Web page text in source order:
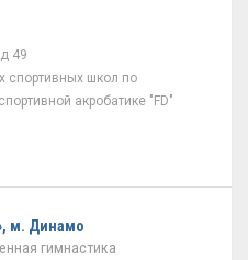
49
спортивных школ по
акробатике "FD"
м. Динамо
гимнастика